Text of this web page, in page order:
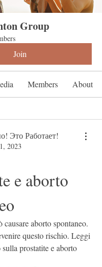
Group
Join
Members About
Это Работает!
2023
e aborto
causare aborto spontaneo.
questo rischio. Leggi
prostatite e aborto